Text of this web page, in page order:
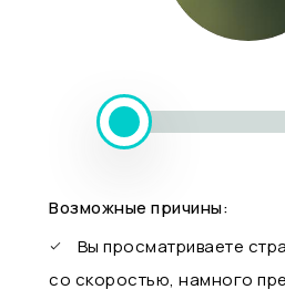
Возможные причины:
Вы просматриваете
со скоростью, намного